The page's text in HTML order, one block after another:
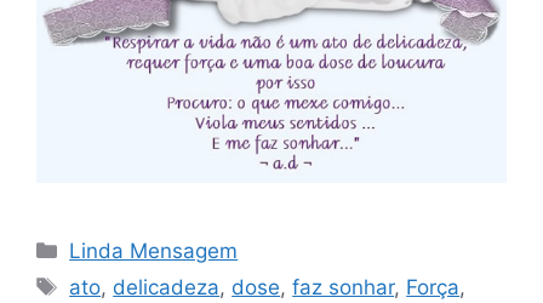
Categorias
Linda Mensagem
Tags
ato, delicadeza, dose,faz sonhar, Força,